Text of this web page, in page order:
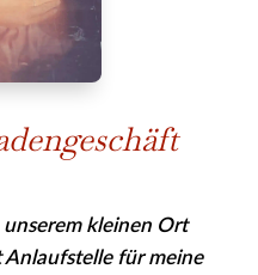
kleinen Ort
Anlaufstelle für meine